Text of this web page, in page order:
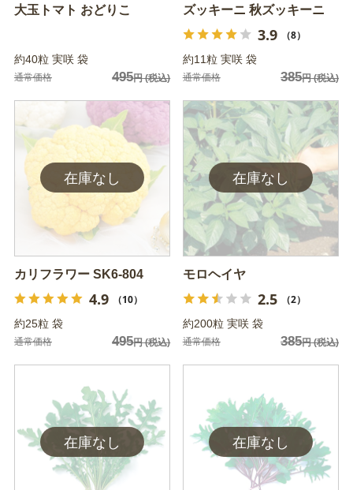
大玉トマト おどりこ
約40粒 実咲 袋
通常価格 495円(税込)
ズッキーニ 秋ズッキーニ
3.9 （8）
約11粒 実咲 袋
通常価格 385円(税込)
カリフラワー SK6-804
4.9 （10）
約25粒 袋
通常価格 495円(税込)
モロヘイヤ
2.5 （2）
約200粒 実咲 袋
通常価格 385円(税込)